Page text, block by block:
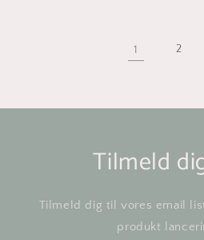
1 2
Tilmeld
Tilmeld dig til vores email
produkt